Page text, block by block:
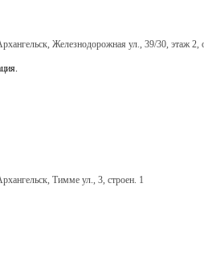
Железнодорожная ул., 39/30, этаж 2,
Тимме ул., 3, строен. 1